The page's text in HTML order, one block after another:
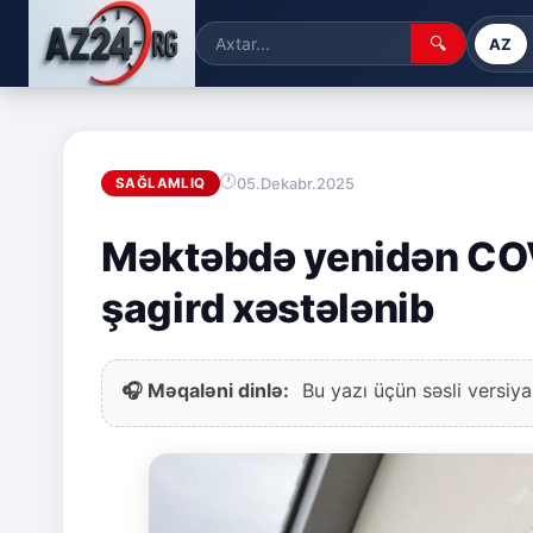
🔍 AZ
SAĞLAMLIQ 05.Dekabr.2025
Məktəbdə yenidən
şagird xəstələnib
🎧 Məqaləni dinlə: Bu yazı üçün səsli